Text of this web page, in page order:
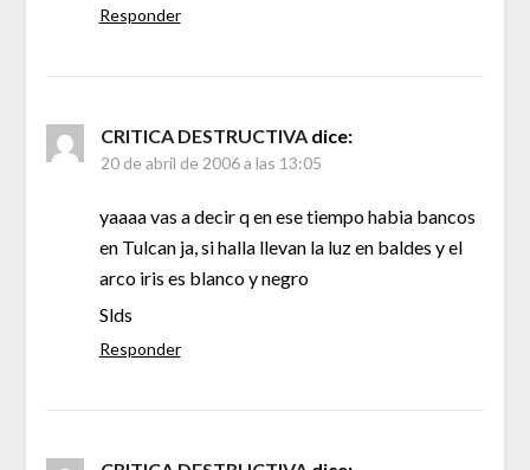
Responder
CRITICA DESTRUCTIVA dice:
20 de abril de 2006 a las 13:05
yaaaa vas a decir q en ese tiempo habia bancos
en Tulcan ja, si halla llevan la luz en baldes y el
arco iris es blanco y negro
Slds
Responder